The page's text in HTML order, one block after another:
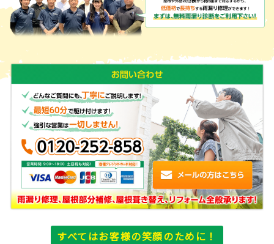
すべてはお客様の笑顔のために！